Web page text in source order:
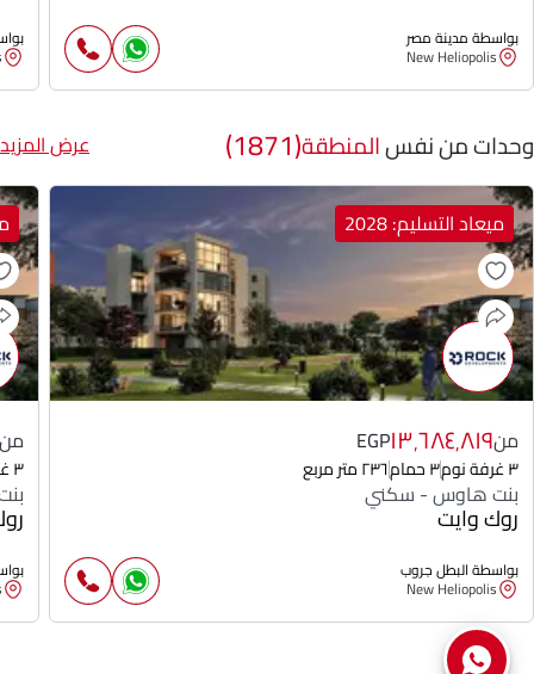
بواسطة مدينة مصر
New Heliopolis
وحدات من نفسالمنطقة(1871) عرض المزيد
ميعاد التسليم: 2028
من١٣٬٦٨٤٬٨١٩EGP
٣ غرفة نوم ٣ حمام ٢٣٦ متر مربع
بنت هاوس - سكني
روك وايت
بواسطة البطل جروب
New Heliopolis
من
٣ غرفة نوم